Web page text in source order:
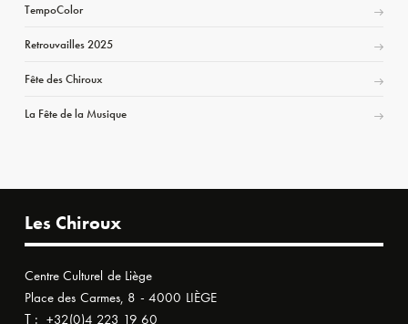
TempoColor
Retrouvailles 2025
Fête des Chiroux
La Fête de la Musique
Les Chiroux
Centre Culturel de Liège
Place des Carmes, 8 - 4000 LIÈGE
T : +32(0)4 223 19 60